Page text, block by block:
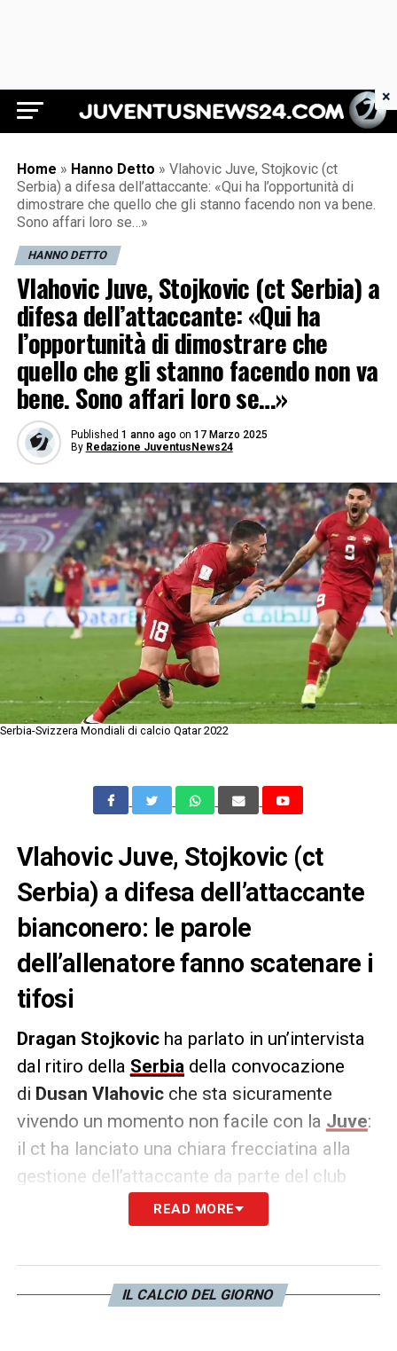
Juventus News 24
Home » Hanno Detto » Vlahovic Juve, Stojkovic (ct
Serbia) a difesa dell’attaccante: «Qui ha l’opportunità di
dimostrare che quello che gli stanno facendo non va bene.
Sono affari loro se…»
HANNO DETTO
Vlahovic Juve, Stojkovic (ct Serbia) a
difesa dell’attaccante: «Qui ha
l’opportunità di dimostrare che
quello che gli stanno facendo non va
bene. Sono affari loro se…»
Published 1 anno ago on 17 Marzo 2025
By Redazione JuventusNews24
Serbia-Svizzera Mondiali di calcio Qatar 2022
Vlahovic Juve, Stojkovic (ct
Serbia) a difesa dell’attaccante
bianconero: le parole
dell’allenatore fanno scatenare i
tifosi
Dragan Stojkovicha parlato in un’intervista
dal ritiro della Serbiadella convocazione
di Dusan Vlahovicche sta sicuramente
vivendo un momento non facile con la Juve:
il ct ha lanciato una chiara frecciatina alla
gestione dell’attaccante da parte del club
calcio arriva un momento in cui si respira
READ MORE
IL CALCIO DEL GIORNO
×